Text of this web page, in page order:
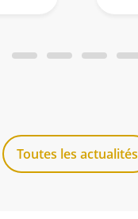
Toutes les actualités